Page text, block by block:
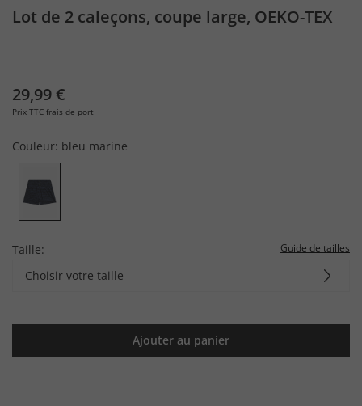
Lot de 2 caleçons, coupe large, OEKO-TEX
29,99 €
Prix TTC frais de port
Couleur: bleu marine
Taille: Guide de tailles
Choisir votre taille
Ajouter au panier